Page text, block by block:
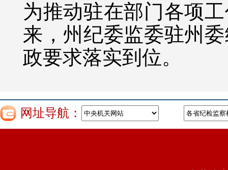
为推动驻在部门各项
来，州纪委监委驻州
政要求落实到位。
网址导航：